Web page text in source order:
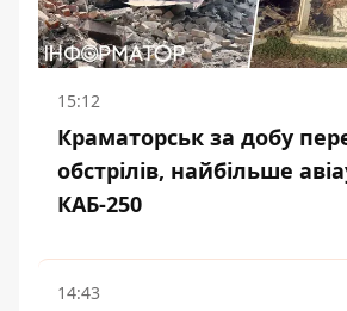
15:12
Краматорськ за добу
обстрілів, найбільше
КАБ-250
14:43